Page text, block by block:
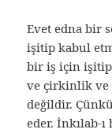
Evet edna bir
işitip kabul
bir iş için
ve çirkinlik ve
değildir.
eder. İnkılab-